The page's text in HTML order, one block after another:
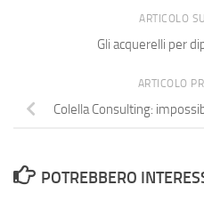
ARTICOLO
Gli acquerelli per
ARTICOLO
Colella Consulting:
POTREBBERO